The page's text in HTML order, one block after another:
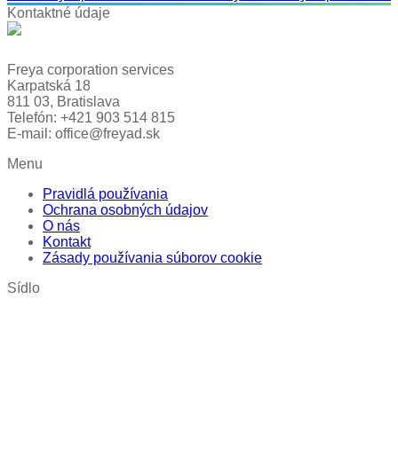
Kontaktné údaje
Freya corporation services
Karpatská 18
811 03, Bratislava
Telefón: +421 903 514 815
E-mail: office@freyad.sk
Menu
Pravidlá používania
Ochrana osobných údajov
O nás
Kontakt
Zásady používania súborov cookie
Sídlo